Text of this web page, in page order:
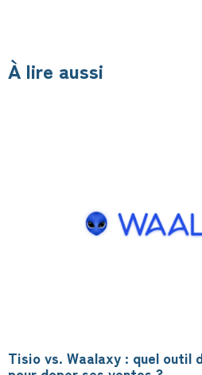
À lire aussi
Tisio vs. Waalaxy : quel outil